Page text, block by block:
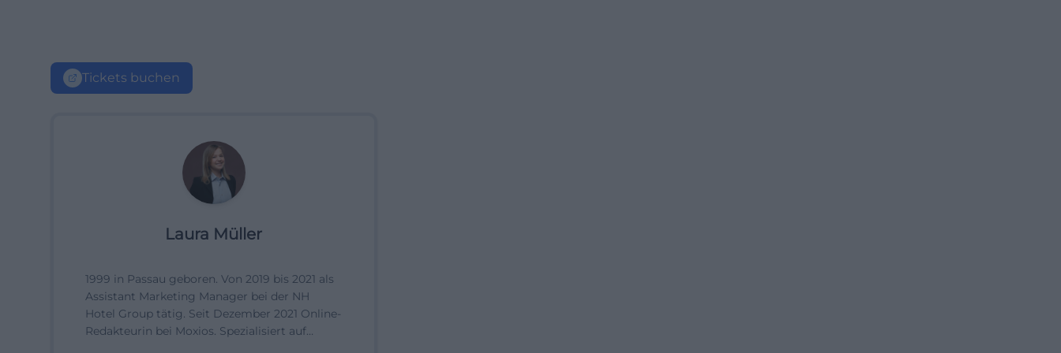
Tickets buchen
Laura Müller
1999 in Passau geboren. Von 2019 bis 2021 als
Assistant Marketing Manager bei der NH
Hotel Group tätig. Seit Dezember 2021 Online-
Redakteurin bei Moxios. Spezialisiert auf